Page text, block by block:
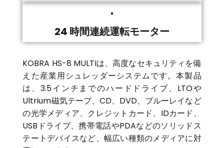
24 時間連続運転モーター
KOBRA HS-8 MULTIは、高度なセキュリティを備
えた産業用シュレッダーシステムです。本製品
は、3.5インチまでのハードドライブ、LTOや
Ultrium磁気テープ、CD、DVD、ブルーレイなど
の光学メディア、クレジットカード、IDカード、
USBドライブ、携帯電話やPDAなどのソリッドス
テートデバイスなど、幅広い種類のメディアに対